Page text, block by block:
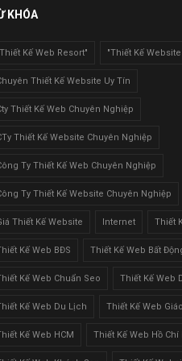
KHÓA
Kế Web Resort" "Thiết Kế
Thiết Kế Website Uy Tín
Thiết Kế Web Chuyên Nghiệp
Thiết Kế Website Chuyên Nghiệp
Ty Thiết Kế Web Chuyên Nghiệp
Ty Thiết Kế Website Chuyên Nghiệp
Thiết Kế Website Internet Thiết
Kế Web BĐS Thiết Kế Web Bất
Kế Web Chuẩn Seo Thiết Kế Web
Kế Web Du Lịch Thiết Kế Web
Kế Web HCM Thiết Kế Web Hồ Chí